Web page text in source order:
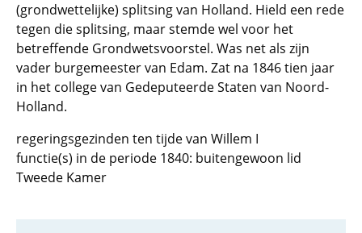
(grondwettelijke) splitsing van Holland. Hield een rede
tegen die splitsing, maar stemde wel voor het
betreffende Grondwetsvoorstel. Was net als zijn
vader burgemeester van Edam. Zat na 1846 tien jaar
in het college van Gedeputeerde Staten van Noord-
Holland.
regeringsgezinden ten tijde van Willem I
functie(s) in de periode 1840: buitengewoon lid
Tweede Kamer